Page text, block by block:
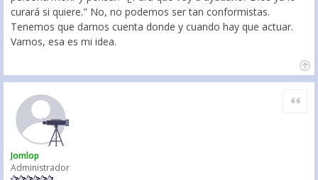
curará si quiere." No, no podemos ser tan conformistas.
Tenemos que darnos cuenta donde y cuando hay que actuar.
Vamos, esa es mi idea.
Jomlop
Administrador
Citar